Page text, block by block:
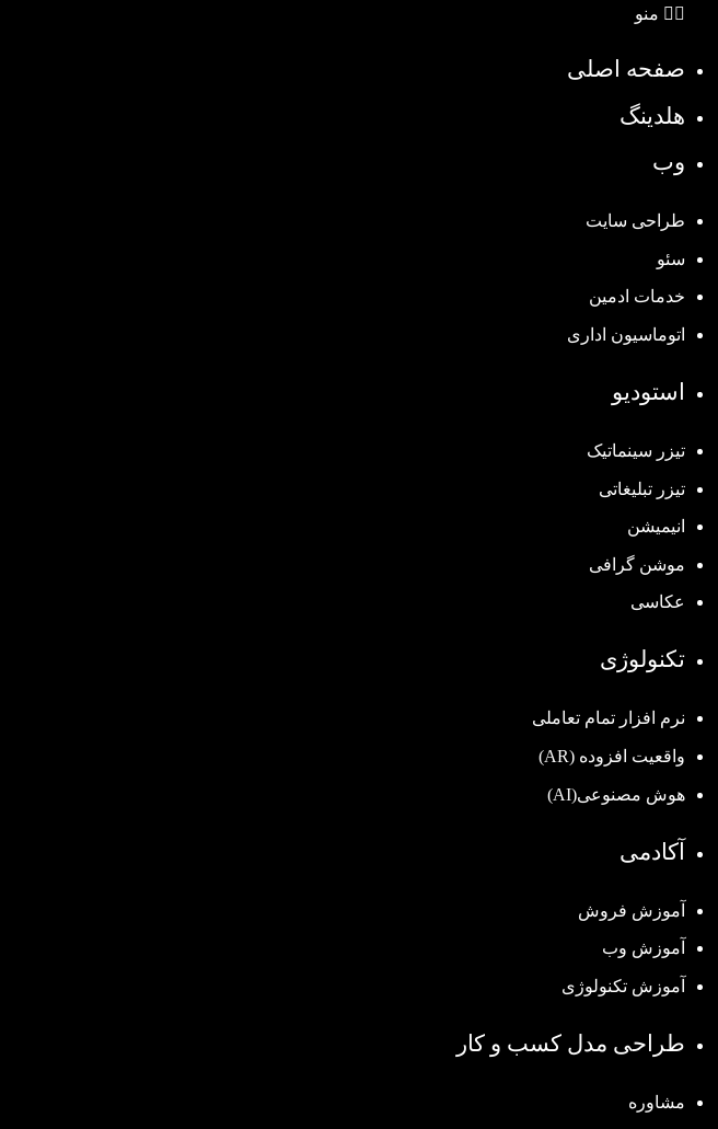
منو
صفحه اصلی
هلدینگ
وب
طراحی سایت
سئو
خدمات ادمین
اتوماسیون اداری
استودیو
تیزر سینماتیک
تیزر تبلیغاتی
انیمیشن
موشن گرافی
عکاسی
تکنولوژی
نرم افزار تمام تعاملی
واقعیت افزوده (AR)
هوش مصنوعی(AI)
آکادمی
آموزش فروش
آموزش وب
آموزش تکنولوژی
طراحی مدل کسب و کار
مشاوره